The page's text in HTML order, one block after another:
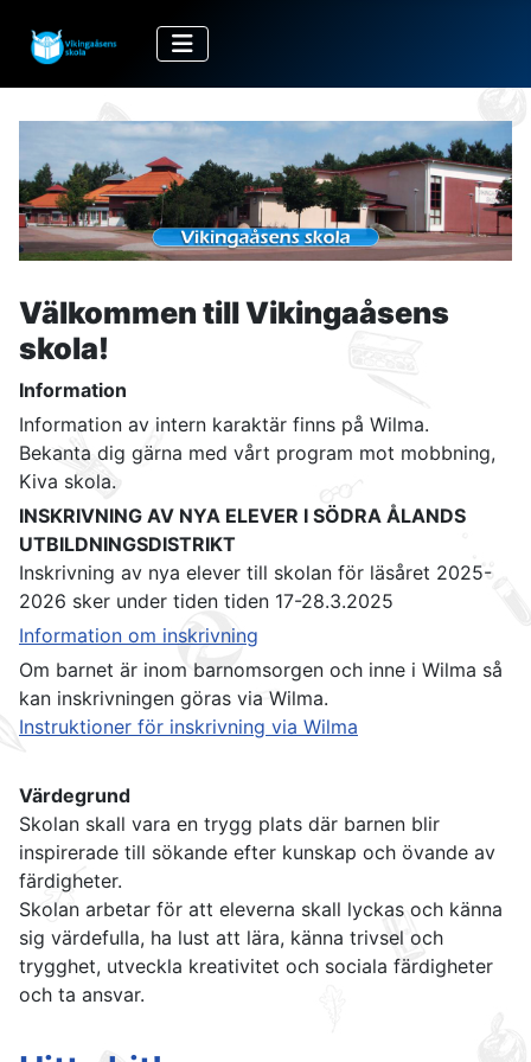
Välkommen till Vikingaåsens
skola!
Information
Information av intern karaktär finns på Wilma.
Bekanta dig gärna med vårt program mot mobbning,
Kiva skola.
INSKRIVNING AV NYA ELEVER I SÖDRA ÅLANDS
UTBILDNINGSDISTRIKT
Inskrivning av nya elever till skolan för läsåret 2025-
2026 sker under tiden tiden 17-28.3.2025
Information om inskrivning
Om barnet är inom barnomsorgen och inne i Wilma så
kan inskrivningen göras via Wilma.
Instruktioner för inskrivning via Wilma
Värdegrund
Skolan skall vara en trygg plats där barnen blir
inspirerade till sökande efter kunskap och övande av
färdigheter.
Skolan arbetar för att eleverna skall lyckas och känna
sig värdefulla, ha lust att lära, känna trivsel och
trygghet, utveckla kreativitet och sociala färdigheter
och ta ansvar.